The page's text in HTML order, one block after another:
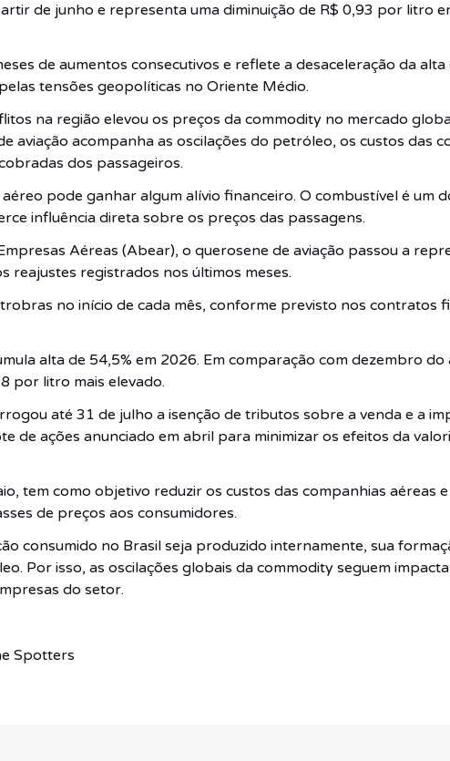
de junho e representa uma diminuição de R$ 0,93 por litro
de aumentos consecutivos e reflete a desaceleração da
tensões geopolíticas no Oriente Médio.
na região elevou os preços da commodity no mercado
aviação acompanha as oscilações do petróleo, os custos das
dos passageiros.
pode ganhar algum alívio financeiro. O combustível é um
influência direta sobre os preços das passagens.
Aéreas (Abear), o querosene de aviação passou a
reajustes registrados nos últimos meses.
no início de cada mês, conforme previsto nos contratos
alta de 54,5% em 2026. Em comparação com dezembro
por litro mais elevado.
até 31 de julho a isenção de tributos sobre a venda e a
de ações anunciado em abril para minimizar os efeitos da
tem como objetivo reduzir os custos das companhias aéreas
de preços aos consumidores.
consumido no Brasil seja produzido internamente, sua
Por isso, as oscilações globais da commodity seguem
do setor.
Spotters